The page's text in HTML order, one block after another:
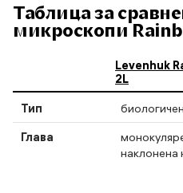
Таблица за
микроскопи
Levenhuk
2L
Тип биологичен
Глава
наклонена